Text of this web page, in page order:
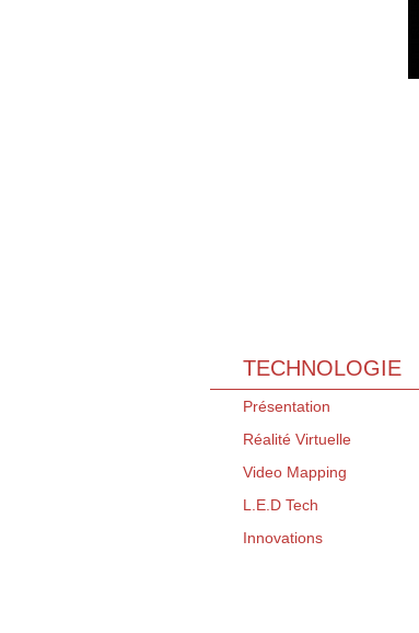
TECHNOLOGIE
Présentation
Réalité Virtuelle
Video Mapping
L.E.D Tech
Innovations